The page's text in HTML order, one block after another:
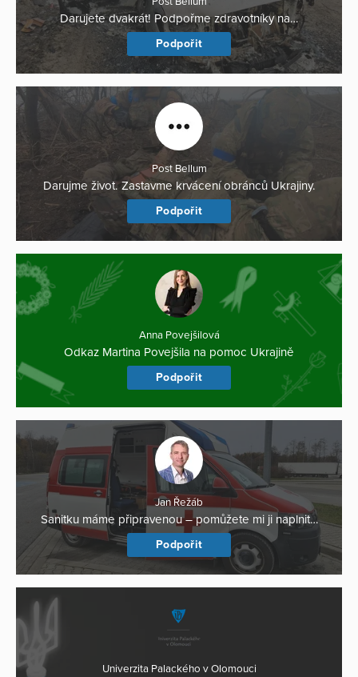
Darujete dvakrát! Podpořme zdravotníky na…
Podpořit
Post Bellum
Darujme život. Zastavme krvácení obránců Ukrajiny.
Podpořit
Anna Povejšilová
Odkaz Martina Povejšila na pomoc Ukrajině
Podpořit
Jan Řežáb
Sanitku máme připravenou – pomůžete mi ji naplnit…
Podpořit
Univerzita Palackého v Olomouci